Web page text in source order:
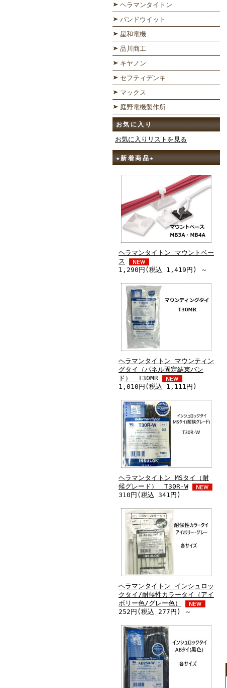
ヘラマンタイトン
パンドウイット
星和電機
品川商工
キヤノン
セフティデンキ
マックス
庭野電機製作所
お気に入り
お気に入りリストを見る
★新着商品★
ヘラマンタイトン マウントベー
ス
1,290円(税込 1,419円) ～
ヘラマンタイトン マウンティン
グタイ（パネル固定結束バン
ド） T30MR
1,010円(税込 1,111円)
ヘラマンタイトン MSタイ（耐
候グレード） T30R-W
310円(税込 341円)
ヘラマンタイトン インシュロッ
クタイ/耐候性カラータイ（アイ
ボリー色/グレー色）
252円(税込 277円) ～